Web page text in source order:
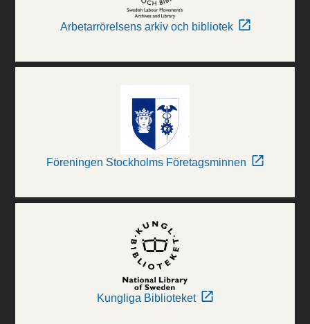
Arbetarrörelsens arkiv och bibliotek
Föreningen Stockholms Företagsminnen
Kungliga Biblioteket